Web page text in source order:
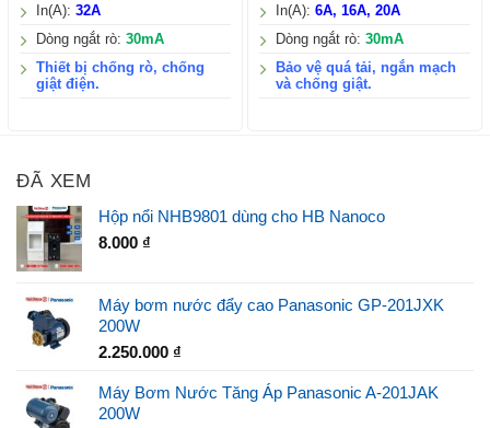
In(A): 32A
Dòng ngắt rò: 30mA
Thiết bị chống rò, chống
giật điện.
In(A): 6A, 16A, 20A
Dòng ngắt rò: 30mA
Bảo vệ quá tải, ngắn mạch
và chống giật.
ĐÃ XEM
Hộp nổi NHB9801 dùng cho HB Nanoco
8.000 ₫
Máy bơm nước đẩy cao Panasonic GP-201JXK
200W
2.250.000 ₫
Máy Bơm Nước Tăng Áp Panasonic A-201JAK
200W